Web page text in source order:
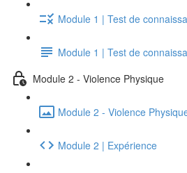
Module 1 | Test de
Module 1 | Test de
Module 2 - Violence Physique
Module 2 - Violence
Module 2 | Expérience